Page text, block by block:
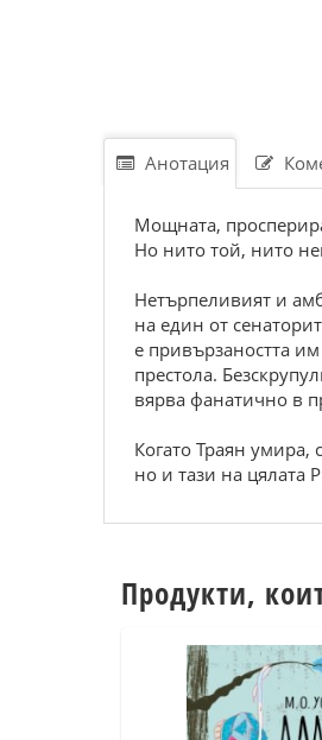
Анотация
Мощната,
Но нито той, нито
Нетърпеливият и
на един от
е привързаността
престола.
вярва фанатично в
Когато Траян
но и тази на цялата
Продукти,